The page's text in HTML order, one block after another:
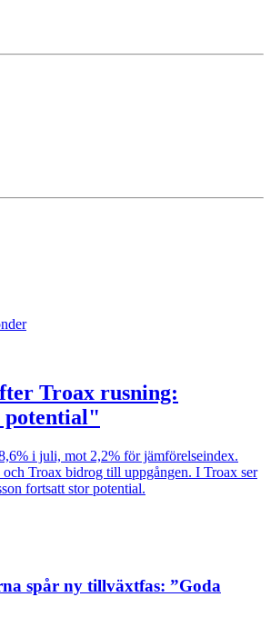
Troax rusning:
i juli, mot 2,2% för jämförelseindex.
Troax bidrog till uppgången. I Troax ser
fortsatt stor potential.
spår ny tillväxtfas: ”Goda